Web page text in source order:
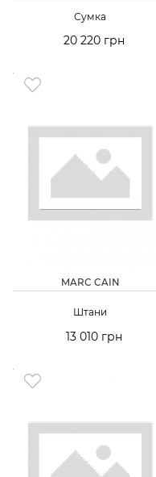
Сумка
20 220 грн
MARC CAIN
Штани
13 010 грн